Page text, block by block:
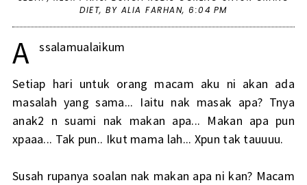
DIET,BY ALIA FARHAN, 6:04 PM
A ssalamualaikum
Setiap hari untuk orang macam aku ni akan ada
masalah yang sama... Iaitu nak masak apa? Tnya
anak2 n suami nak makan apa... Makan apa pun
xpaaa... Tak pun.. Ikut mama lah... Xpun tak tauuuu.
Susah rupanya soalan nak makan apa ni kan? Macam